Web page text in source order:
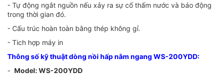
- Tự động ngắt nguồn nếu xảy ra sự cố thấm nước và báo động
trong thời gian đó.
- Cấu trúc hoàn toàn bằng thép không gỉ.
- Tich hợp máy in
Thông số kỹ thuật dòng nồi hấp nằm ngang WS-200YDD:
- Model: WS-200YDD